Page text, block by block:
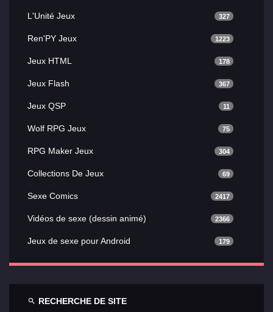
L'Unité Jeux 327
Ren'PY Jeux 1223
Jeux HTML 178
Jeux Flash 367
Jeux QSP 11
Wolf RPG Jeux 75
RPG Maker Jeux 304
Collections De Jeux 69
Sexe Comics 2417
Vidéos de sexe (dessin animé) 2366
Jeux de sexe pour Android 179
RECHERCHE DE SITE